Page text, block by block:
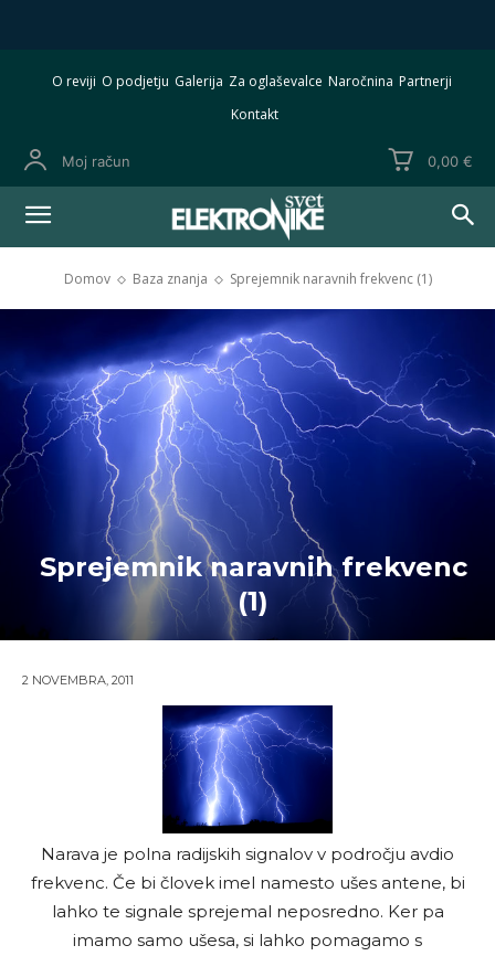
O reviji O podjetju Galerija Za oglaševalce Naročnina Partnerji
Kontakt
Moj račun 0,00 €
Domov Baza znanja Sprejemnik naravnih frekvenc (1)
Sprejemnik naravnih frekvenc
(1)
2 NOVEMBRA, 2011
Narava je polna radijskih signalov v področju avdio
frekvenc. Če bi človek imel namesto ušes antene, bi
lahko te signale sprejemal neposredno. Ker pa
imamo samo ušesa, si lahko pomagamo s